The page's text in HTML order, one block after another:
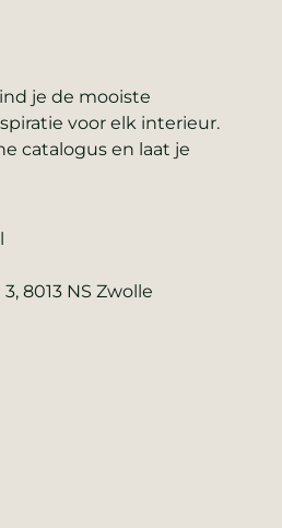
je de mooiste
voor elk interieur.
catalogus en laat je
8013 NS Zwolle